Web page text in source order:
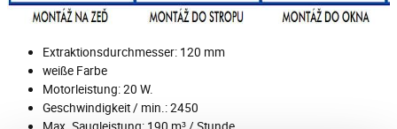
Extraktionsdurchmesser: 120 mm
weiße Farbe
Motorleistung: 20 W.
Geschwindigkeit / min.: 2450